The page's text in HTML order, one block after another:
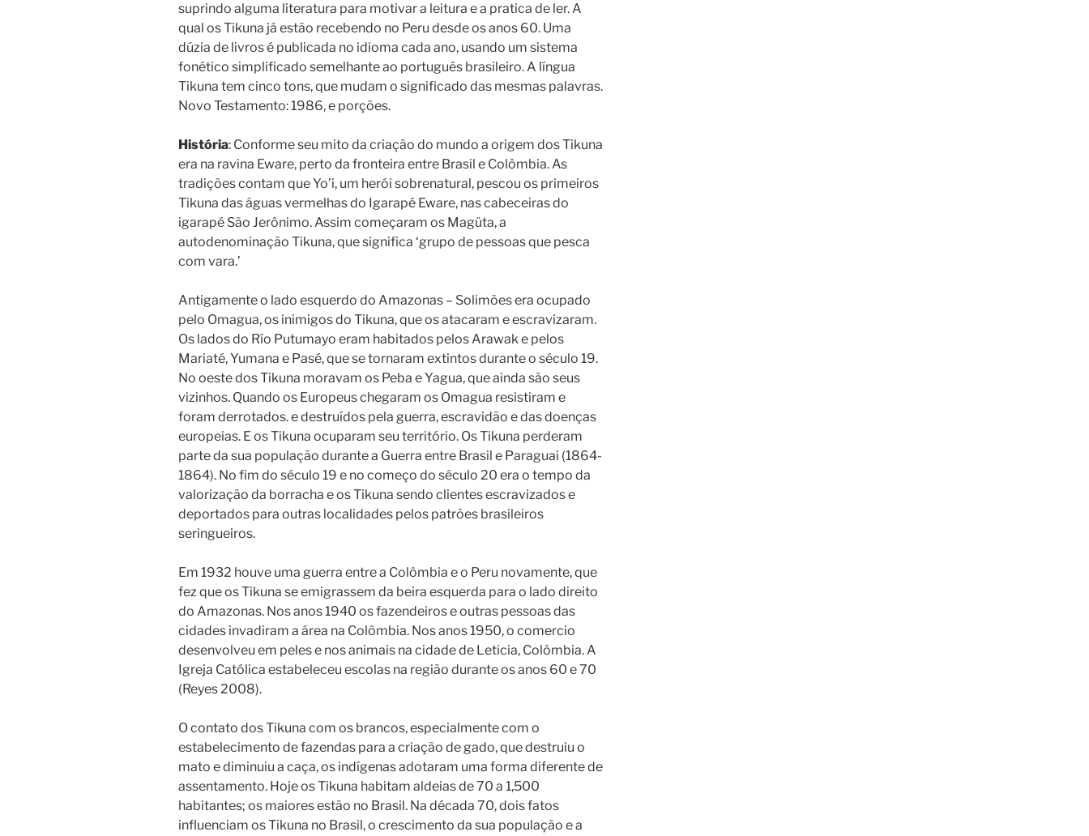
suprindo alguma literatura para motivar a leitura e a pratica de ler. A
qual os Tikuna já estão recebendo no Peru desde os anos 60. Uma
dúzia de livros é publicada no idioma cada ano, usando um sistema
fonético simplificado semelhante ao português brasileiro. A língua
Tikuna tem cinco tons, que mudam o significado das mesmas palavras.
Novo Testamento: 1986, e porções.
História: Conforme seu mito da criação do mundo a origem dos Tikuna
era na ravina Eware, perto da fronteira entre Brasil e Colômbia. As
tradições contam que Yo’i, um herói sobrenatural, pescou os primeiros
Tikuna das águas vermelhas do Igarapé Eware, nas cabeceiras do
igarapé São Jerônimo. Assim começaram os Magüta, a
autodenominação Tikuna, que significa ‘grupo de pessoas que pesca
com vara.’
Antigamente o lado esquerdo do Amazonas – Solimões era ocupado
pelo Omagua, os inimigos do Tikuna, que os atacaram e escravizaram.
Os lados do Río Putumayo eram habitados pelos Arawak e pelos
Mariaté, Yumana e Pasé, que se tornaram extintos durante o século 19.
No oeste dos Tikuna moravam os Peba e Yagua, que ainda são seus
vizinhos. Quando os Europeus chegaram os Omagua resistiram e
foram derrotados. e destruídos pela guerra, escravidão e das doenças
europeias. E os Tikuna ocuparam seu território. Os Tikuna perderam
parte da sua população durante a Guerra entre Brasil e Paraguai (1864-
1864). No fim do século 19 e no começo do século 20 era o tempo da
valorização da borracha e os Tikuna sendo clientes escravizados e
deportados para outras localidades pelos patrões brasileiros
seringueiros.
Em 1932 houve uma guerra entre a Colômbia e o Peru novamente, que
fez que os Tikuna se emigrassem da beira esquerda para o lado direito
do Amazonas. Nos anos 1940 os fazendeiros e outras pessoas das
cidades invadiram a área na Colômbia. Nos anos 1950, o comercio
desenvolveu em peles e nos animais na cidade de Leticia, Colômbia. A
Igreja Católica estabeleceu escolas na região durante os anos 60 e 70
(Reyes 2008).
O contato dos Tikuna com os brancos, especialmente com o
estabelecimento de fazendas para a criação de gado, que destruiu o
mato e diminuiu a caça, os indígenas adotaram uma forma diferente de
assentamento. Hoje os Tikuna habitam aldeias de 70 a 1,500
habitantes; os maiores estão no Brasil. Na década 70, dois fatos
influenciam os Tikuna no Brasil, o crescimento da sua população e a